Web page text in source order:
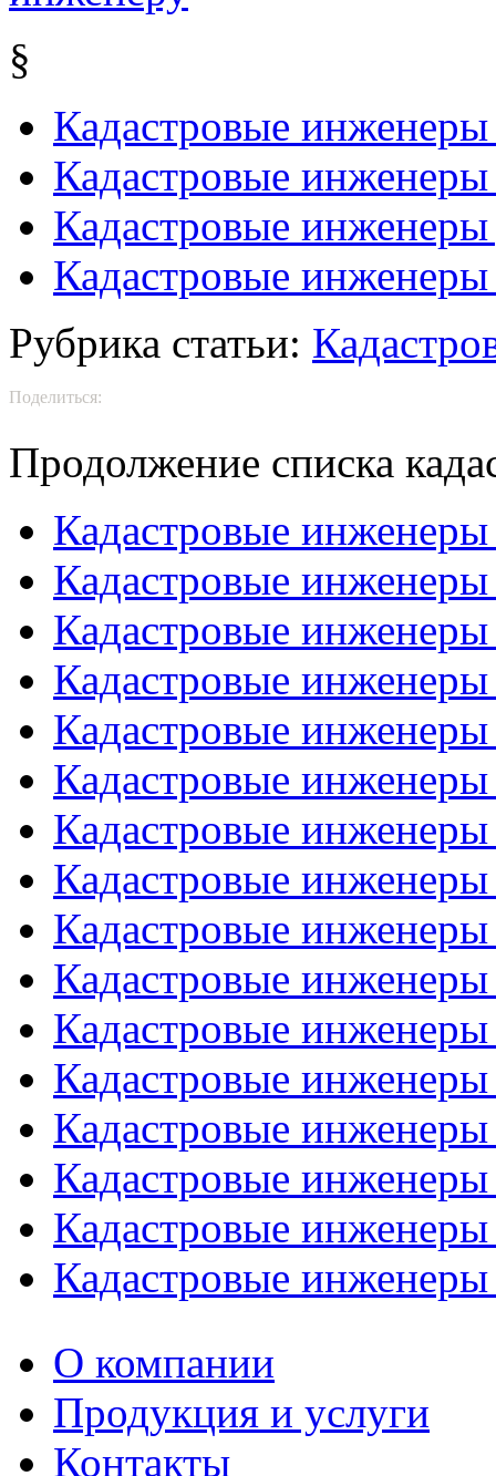
§
Кадастровые
Кадастровые
Кадастровые инженеры
Кадастровые
Рубрика статьи:
Поделиться:
Продолжение списка
Кадастровые инженеры
Кадастровые
Кадастровые
Кадастровые
Кадастровые инженеры
Кадастровые инженеры
Кадастровые
Кадастровые
Кадастровые
Кадастровые
Кадастровые
Кадастровые
Кадастровые
Кадастровые
Кадастровые
Кадастровые
О компании
Продукция и услуги
Контакты